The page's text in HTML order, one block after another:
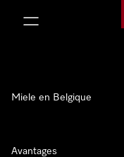
Miele en Belgique
Avantages